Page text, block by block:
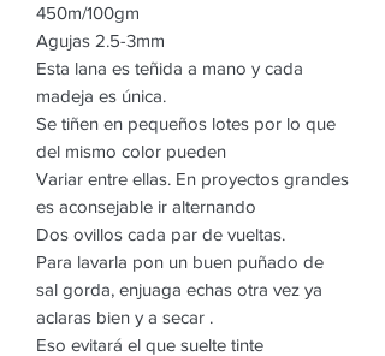
450m/100gm
Agujas 2.5-3mm
Esta lana es teñida a mano y cada
madeja es única.
Se tiñen en pequeños lotes por lo que
del mismo color pueden
Variar entre ellas. En proyectos grandes
es aconsejable ir alternando
Dos ovillos cada par de vueltas.
Para lavarla pon un buen puñado de
sal gorda, enjuaga echas otra vez ya
aclaras bien y a secar .
Eso evitará el que suelte tinte